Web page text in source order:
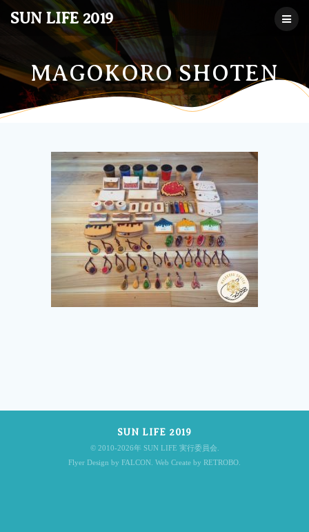
テ
ン
ツ
へ
ス
SUN LIFE 2019
MAGOKORO SHOTEN
SUN LIFE 2019
© 2010-2026年 SUN LIFE 実行委員会.
Flyer Design by FALCON. Web Create by RETROBO.